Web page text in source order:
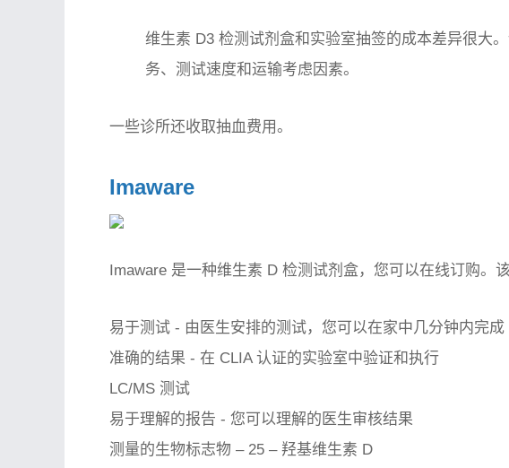
维生素 D3 检测试剂盒和实验室抽签的成本差异很大
务、测试速度和运输考虑因素。
一些诊所还收取抽血费用。
Imaware
Imaware 是一种维生素 D 检测试剂盒，您可以在线订购。
易于测试 - 由医生安排的测试，您可以在家中几分钟内完成
准确的结果 - 在 CLIA 认证的实验室中验证和执行
LC/MS 测试
易于理解的报告 - 您可以理解的医生审核结果
测量的生物标志物 – 25 – 羟基维生素 D